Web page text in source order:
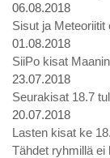
06.08.2018
Sisut ja Meteoriitit
01.08.2018
SiiPo kisat
23.07.2018
Seurakisat 18.7
20.07.2018
Lasten kisat ke
Tähdet ryhmillä ei